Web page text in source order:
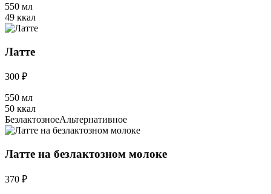
550 мл
49 ккал
Латте
300 ₽
550 мл
50 ккал
БезлактозноеАльтернативное
Латте на безлактозном молоке
370 ₽